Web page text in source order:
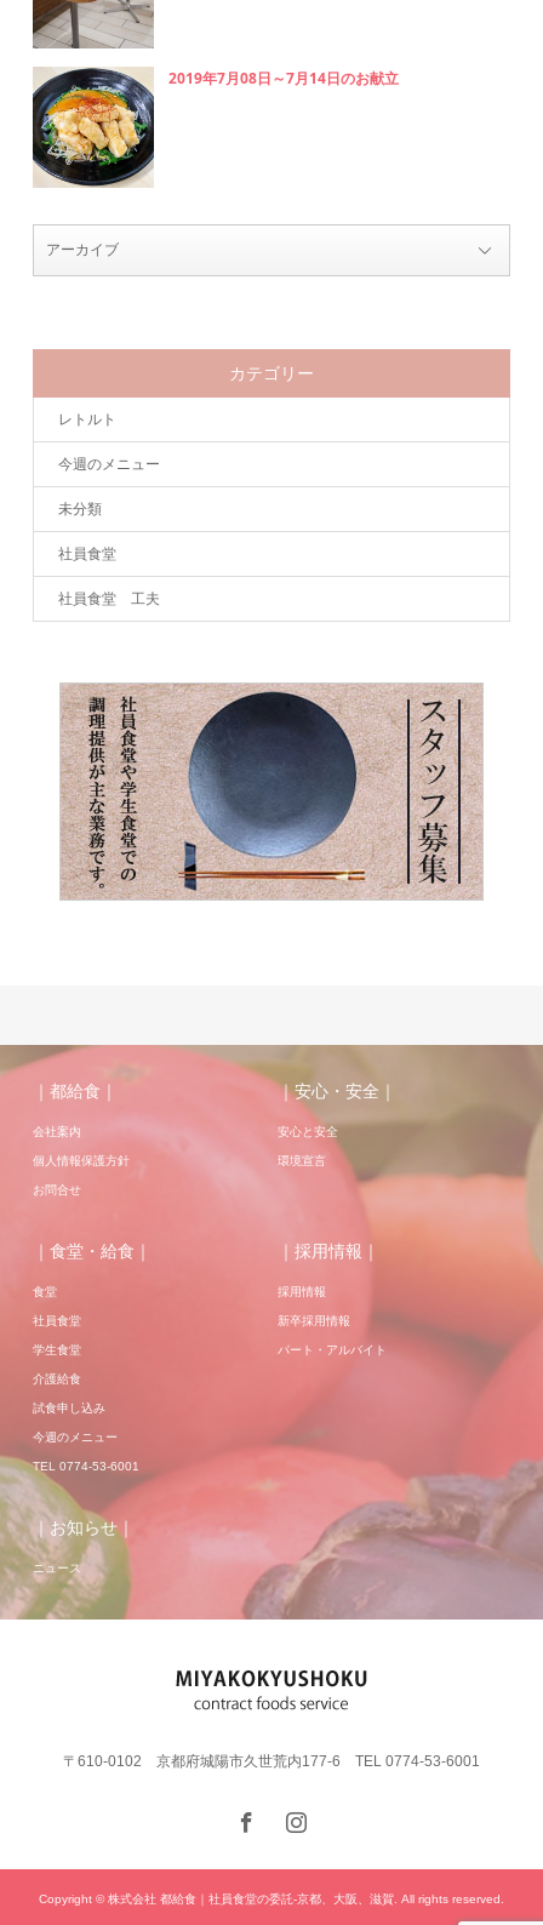
2019年7月08日～7月14日のお献立
カテゴリー
レトルト
今週のメニュー
未分類
社員食堂
社員食堂 工夫
｜都給食｜
会社案内
個人情報保護方針
お問合せ
｜安心・安全｜
安心と安全
環境宣言
｜食堂・給食｜
食堂
社員食堂
学生食堂
介護給食
試食申し込み
今週のメニュー
TEL 0774-53-6001
｜採用情報｜
採用情報
新卒採用情報
パート・アルバイト
｜お知らせ｜
ニュース
〒610-0102 京都府城陽市久世荒内177-6 TEL 0774-53-6001
Copyright © 株式会社 都給食｜社員食堂の委託-京都、大阪、滋賀. All rights reserved.